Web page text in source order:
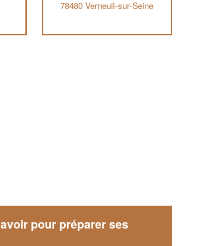
78480 Verneuil-sur-Seine
pour préparer ses